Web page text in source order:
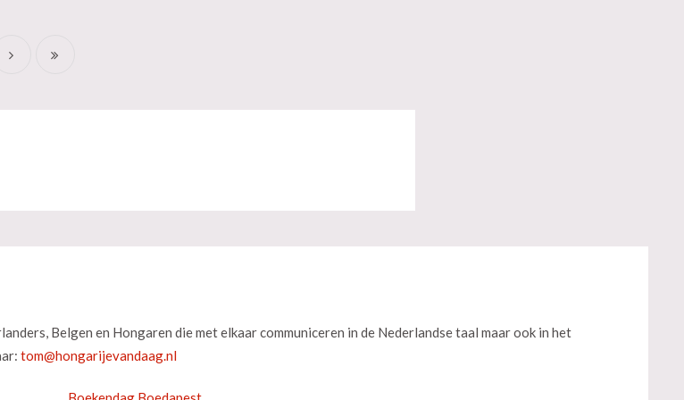
Belgen en Hongaren die met elkaar communiceren in de Nederlandse taal maar ook in het